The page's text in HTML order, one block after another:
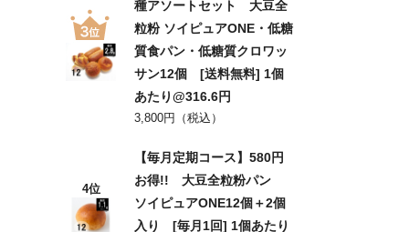
種アソートセット 大豆全
粒粉 ソイピュアONE・低糖
質食パン・低糖質クロワッ
サン12個 [送料無料] 1個
あたり@316.6円
3,800円（税込）
4位
【毎月定期コース】580円
お得!! 大豆全粒粉パン
ソイピュアONE12個＋2個
入り [毎月1回] 1個あたり